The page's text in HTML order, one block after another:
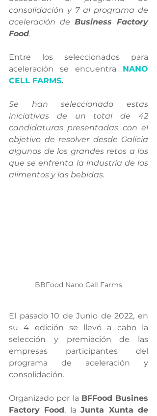
consolidación y 7 al programa de
aceleración de Business Factory
Food.
Entre los seleccionados para
aceleración se encuentra NANO
CELL FARMS.
Se han seleccionado estas
iniciativas de un total de 42
candidaturas presentadas con el
objetivo de resolver desde Galicia
algunos de los grandes retos a los
que se enfrenta la industria de los
alimentos y las bebidas.
BBFood Nano Cell Farms
El pasado 10 de Junio de 2022, en
su 4 edición se llevó a cabo la
selección y premiación de las
empresas participantes del
programa de aceleración y
consolidación.
Organizado por la BFFood Busines
Factory Food, la Junta Xunta de